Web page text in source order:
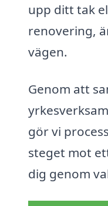
upp ditt tak
renovering,
vägen.
Genom att
gör vi
steget mot
dig genom